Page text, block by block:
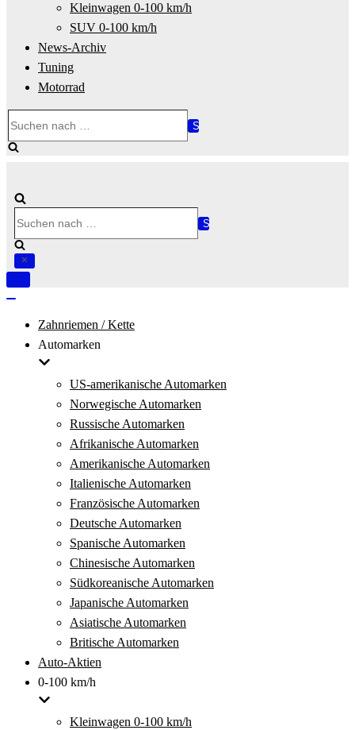
Kleinwagen 0-100 km/h
SUV 0-100 km/h
News-Archiv
Tuning
Motorrad
nach …
nach …
Navigation
Zahnriemen / Kette
Automarken
US-amerikanische Automarken
Norwegische Automarken
Russische Automarken
Afrikanische Automarken
Amerikanische Automarken
Italienische Automarken
Französische Automarken
Deutsche Automarken
Spanische Automarken
Chinesische Automarken
Südkoreanische Automarken
Japanische Automarken
Asiatische Automarken
Britische Automarken
Auto-Aktien
0-100 km/h
Kleinwagen 0-100 km/h